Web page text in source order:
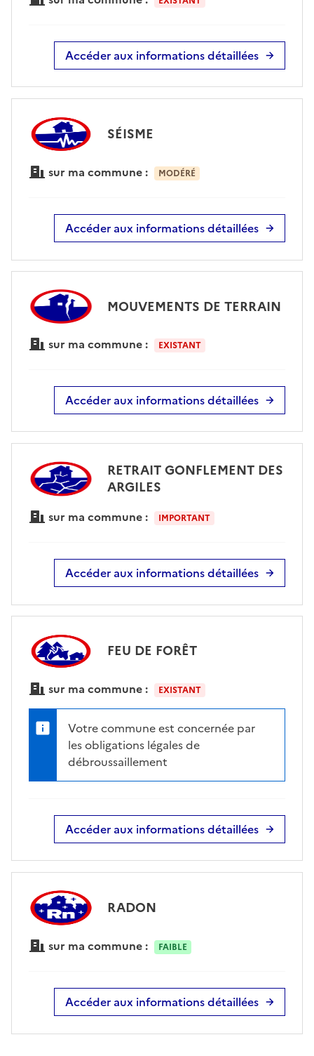
Accéder aux informations détaillées
SÉISME
sur ma commune : MODÉRÉ
Accéder aux informations détaillées
MOUVEMENTS DE TERRAIN
sur ma commune : EXISTANT
Accéder aux informations détaillées
RETRAIT GONFLEMENT DES
ARGILES
sur ma commune : IMPORTANT
Accéder aux informations détaillées
FEU DE FORÊT
sur ma commune : EXISTANT
Votre commune est concernée par
les obligations légales de
débroussaillement
Accéder aux informations détaillées
RADON
sur ma commune : FAIBLE
Accéder aux informations détaillées